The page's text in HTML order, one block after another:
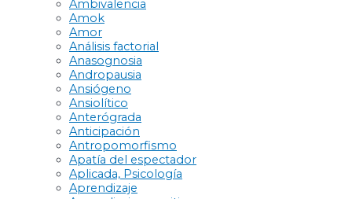
Ambivalencia
Amok
Amor
Análisis factorial
Anasognosia
Andropausia
Ansiógeno
Ansiolítico
Anterógrada
Anticipación
Antropomorfismo
Apatía del espectador
Aplicada, Psicología
Aprendizaje